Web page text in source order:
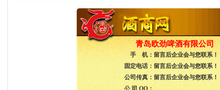
青岛欧劲啤酒有限公司
手 机： 留言后企业会与您联系！
固定电话： 留言后企业会与您联系！
公司传真： 留言后企业会与您联系！
公 司 QQ：